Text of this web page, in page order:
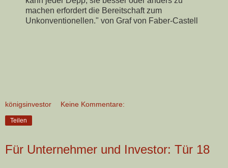
machen erfordert die Bereitschaft zum
Unkonventionellen." von Graf von Faber-Castell
königsinvestor Keine Kommentare:
Teilen
Für Unternehmer und Investor: Tür 18